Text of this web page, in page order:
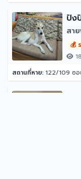
ปัง
สา
💰
18
สถานที่หาย: 122/109 ซอย